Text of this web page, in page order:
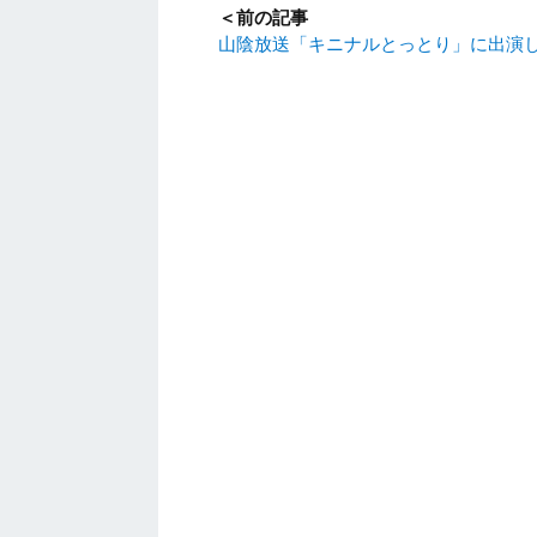
＜前の記事
山陰放送「キニナルとっとり」に出演